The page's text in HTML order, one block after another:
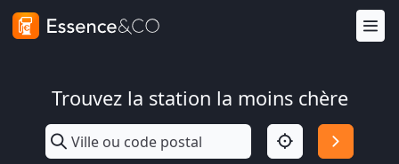
Trouvez la station la moins chère